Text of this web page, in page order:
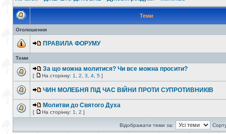
Теми
Оголошення
ПРАВИЛА ФОРУМУ
Теми
За що можна молитися? Чи все можна просити?
[ На сторінку: 1 2 3 4 5 ]
ЧИН МОЛЕБНЯ ПIД ЧАС ВІЙНИ ПРОТИ СУПРОТИВНИКІВ
Молитви до Святого Духа
[ На сторінку: 1 2 ]
Відображати теми за: